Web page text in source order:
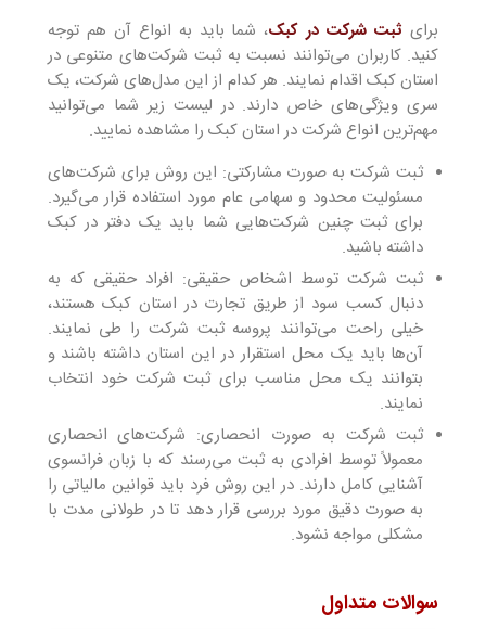
برای ثبت شرکت در کبک، شما باید به انواع آن هم توجه
کنید. کاربران می‌توانند نسبت به ثبت شرکت‌های متنوعی در
استان کبک اقدام نمایند. هر کدام از این مدل‌های شرکت، یک
سری ویژگی‌های خاص دارند. در لیست زیر شما می‌توانید
مهم‌ترین انواع شرکت در استان کبک را مشاهده نمایید.
ثبت شرکت به صورت مشارکتی: این روش برای شرکت‌های
مسئولیت محدود و سهامی عام مورد استفاده قرار می‌گیرد.
برای ثبت چنین شرکت‌هایی شما باید یک دفتر در کبک
داشته باشید.
ثبت شرکت توسط اشخاص حقیقی: افراد حقیقی که به
دنبال کسب سود از طریق تجارت در استان کبک هستند،
خیلی راحت می‌توانند پروسه ثبت شرکت را طی نمایند.
آن‌ها باید یک محل استقرار در این استان داشته باشند و
بتوانند یک محل مناسب برای ثبت شرکت خود انتخاب
نمایند.
ثبت شرکت به صورت انحصاری: شرکت‌های انحصاری
معمولاً توسط افرادی به ثبت می‌رسند که با زبان فرانسوی
آشنایی کامل دارند. در این روش فرد باید قوانین مالیاتی را
به صورت دقیق مورد بررسی قرار دهد تا در طولانی مدت با
مشکلی مواجه نشود.
سوالات متداول